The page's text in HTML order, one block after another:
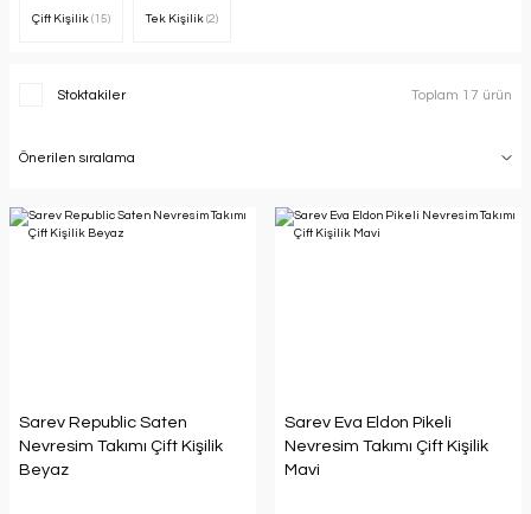
Çift Kişilik (15) Tek Kişilik (2)
Stoktakiler Toplam 17 ürün
Sarev Republic Saten
Nevresim Takımı Çift Kişilik
Beyaz
Sarev Eva Eldon Pikeli
Nevresim Takımı Çift Kişilik
Mavi